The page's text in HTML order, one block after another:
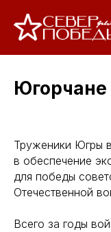
Труженики Югры
в обеспечение
для победы
Отечественной
Всего за годы